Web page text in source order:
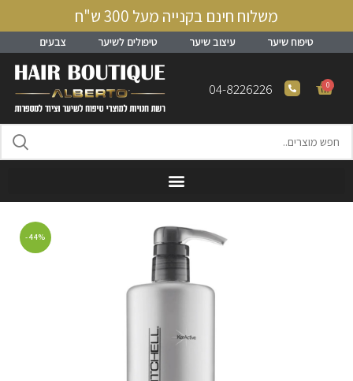
משלוח חינם בקנייה מעל 300 ש"ח
טיפוח שיער עיצוב שיער טיפולים לשיער צבעים
0
04-8226226
-44%